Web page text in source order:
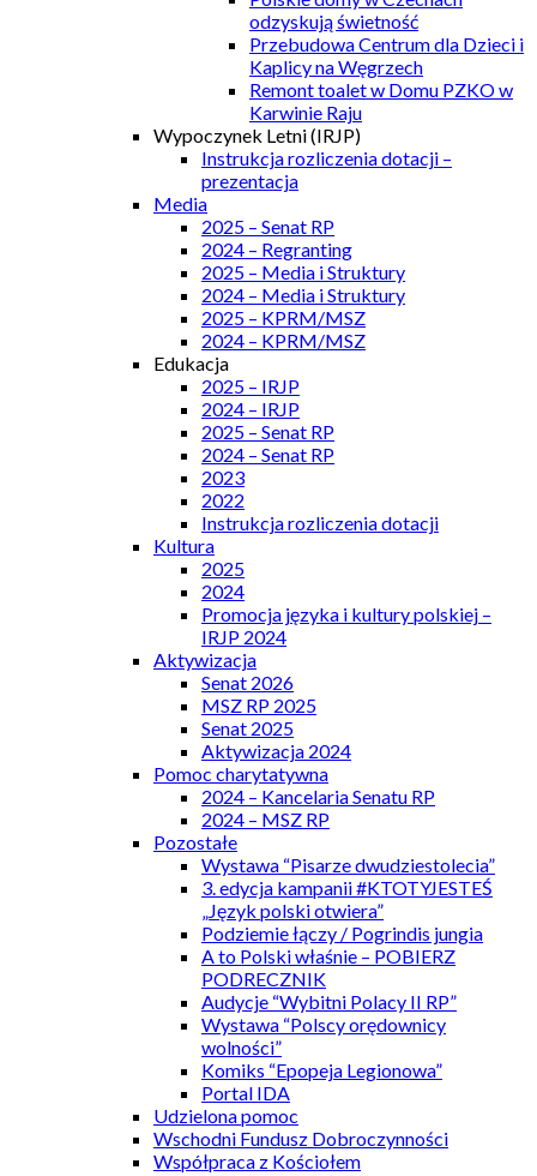
odzyskują świetność
Przebudowa Centrum dla Dzieci i
Kaplicy na Węgrzech
Remont toalet w Domu PZKO w
Karwinie Raju
Wypoczynek Letni (IRJP)
Instrukcja rozliczenia dotacji –
prezentacja
Media
2025 – Senat RP
2024 – Regranting
2025 – Media i Struktury
2024 – Media i Struktury
2025 – KPRM/MSZ
2024 – KPRM/MSZ
Edukacja
2025 – IRJP
2024 – IRJP
2025 – Senat RP
2024 – Senat RP
2023
2022
Instrukcja rozliczenia dotacji
Kultura
2025
2024
Promocja języka i kultury polskiej –
IRJP 2024
Aktywizacja
Senat 2026
MSZ RP 2025
Senat 2025
Aktywizacja 2024
Pomoc charytatywna
2024 – Kancelaria Senatu RP
2024 – MSZ RP
Pozostałe
Wystawa “Pisarze dwudziestolecia”
3. edycja kampanii #KTOTYJESTEŚ
„Język polski otwiera”
Podziemie łączy / Pogrindis jungia
A to Polski właśnie – POBIERZ
PODRECZNIK
Audycje “Wybitni Polacy II RP”
Wystawa “Polscy orędownicy
wolności”
Komiks “Epopeja Legionowa”
Portal IDA
Udzielona pomoc
Wschodni Fundusz Dobroczynności
Współpraca z Kościołem